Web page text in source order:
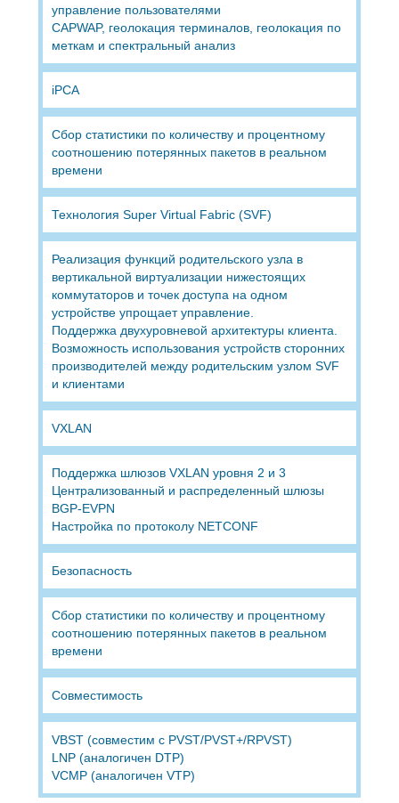
управление пользователями
CAPWAP, геолокация терминалов, геолокация по
меткам и спектральный анализ
iPCA
Сбор статистики по количеству и процентному
соотношению потерянных пакетов в реальном
времени
Технология Super Virtual Fabric (SVF)
Реализация функций родительского узла в
вертикальной виртуализации нижестоящих
коммутаторов и точек доступа на одном
устройстве упрощает управление.
Поддержка двухуровневой архитектуры клиента.
Возможность использования устройств сторонних
производителей между родительским узлом SVF
и клиентами
VXLAN
Поддержка шлюзов VXLAN уровня 2 и 3
Централизованный и распределенный шлюзы
BGP-EVPN
Настройка по протоколу NETCONF
Безопасность
Сбор статистики по количеству и процентному
соотношению потерянных пакетов в реальном
времени
Совместимость
VBST (совместим с PVST/PVST+/RPVST)
LNP (аналогичен DTP)
VCMP (аналогичен VTP)